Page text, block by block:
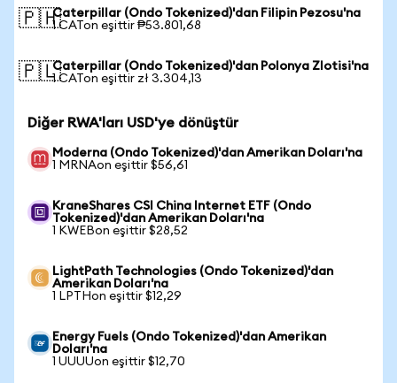
🇵🇭Caterpillar (Ondo Tokenized)'dan Filipin Pezosu'na
1 CATon eşittir ₱53.801,68
🇵🇱Caterpillar (Ondo Tokenized)'dan Polonya Zlotisi'na
1 CATon eşittir zł 3.304,13
Diğer RWA'ları USD'ye dönüştür
Moderna (Ondo Tokenized)'dan Amerikan Doları'na
1 MRNAon eşittir $56,61
KraneShares CSI China Internet ETF (Ondo
Tokenized)'dan Amerikan Doları'na
1 KWEBon eşittir $28,52
LightPath Technologies (Ondo Tokenized)'dan
Amerikan Doları'na
1 LPTHon eşittir $12,29
Energy Fuels (Ondo Tokenized)'dan Amerikan
Doları'na
1 UUUUon eşittir $12,70